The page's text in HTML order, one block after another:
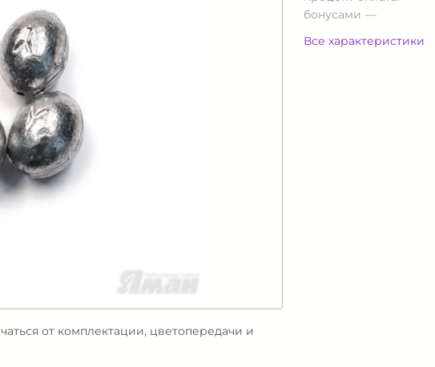
от комплектации, цветопередачи и
бонусами
Все характеристики